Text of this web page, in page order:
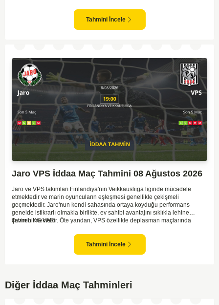
Maçın sonucunda Young Boys'un galip gelme olasılığı yüksek görünüyor.
Tahmini İncele
Jaro VPS İddaa Maç Tahmini 08 Ağustos 2026
Jaro ve VPS takımları Finlandiya'nın Veikkausliiga liginde mücadele
etmektedir ve marin oyuncuların eşleşmesi genellikle çekişmeli
geçmektedir. Jaro'nun kendi sahasında ortaya koyduğu performans
genelde istikrarlı olmakla birlikte, ev sahibi avantajını sıklıkla lehine
çevirebilmektedir. Öte yandan, VPS özellikle deplasman maçlarında
anlar yakalayabilmektedir. İki takım arasındaki tarihsel rekabet dikkate
alındığında, maçın dengede geçmesi olasıdır ve her iki tarafın da gol
şansı bulunmaktadır. Özellikle Jaro'nun savunma zaafları ve VPS'nin hızlı
Tahmin KG VAR
Tahmini İncele
Diğer İddaa Maç Tahminleri